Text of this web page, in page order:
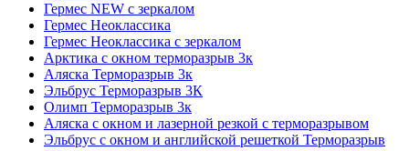
Гермес NEW с зеркалом
Гермес Неоклассика
Гермес Неоклассика с зеркалом
Арктика с окном терморазрыв 3к
Аляска Терморазрыв 3к
Эльбрус Терморазрыв 3К
Олимп Терморазрыв 3к
Аляска с окном и лазерной резкой с терморазрывом
Эльбрус с окном и английской решеткой Терморазрыв